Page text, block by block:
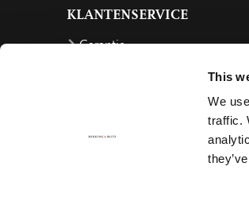
This
We
traffic.
KLANTENSERVICE
Garantie